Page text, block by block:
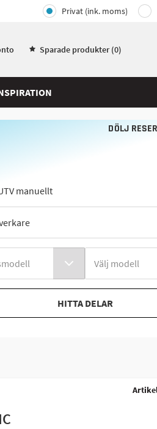
Privat (ink. moms)
Sparade produkter (0)
DÖLJ
manuellt
HITTA DELAR